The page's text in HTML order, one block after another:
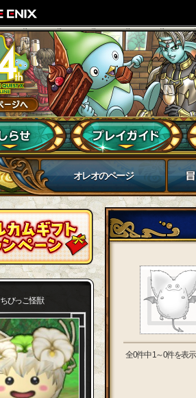
オレオのページ
ちびっこ怪獣
全0件中 1～0件を表示